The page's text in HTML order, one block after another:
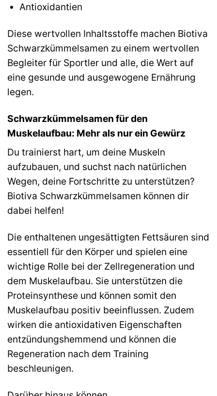
Antioxidantien
Diese wertvollen Inhaltsstoffe machen Biotiva
Schwarzkümmelsamen zu einem wertvollen
Begleiter für Sportler und alle, die Wert auf
eine gesunde und ausgewogene Ernährung
legen.
Schwarzkümmelsamen für den
Muskelaufbau: Mehr als nur ein Gewürz
Du trainierst hart, um deine Muskeln
aufzubauen, und suchst nach natürlichen
Wegen, deine Fortschritte zu unterstützen?
Biotiva Schwarzkümmelsamen können dir
dabei helfen!
Die enthaltenen ungesättigten Fettsäuren sind
essentiell für den Körper und spielen eine
wichtige Rolle bei der Zellregeneration und
dem Muskelaufbau. Sie unterstützen die
Proteinsynthese und können somit den
Muskelaufbau positiv beeinflussen. Zudem
wirken die antioxidativen Eigenschaften
entzündungshemmend und können die
Regeneration nach dem Training
beschleunigen.